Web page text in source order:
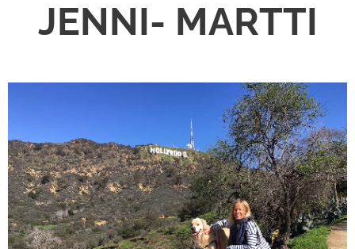
JENNI- MARTTI